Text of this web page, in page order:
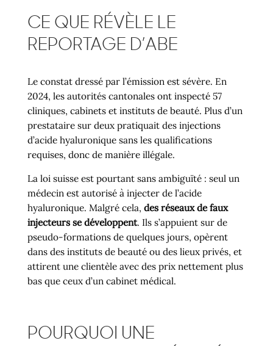
CE QUE RÉVÈLE LE
REPORTAGE D’ABE
Le constat dressé par l’émission est sévère. En
2024, les autorités cantonales ont inspecté 57
cliniques, cabinets et instituts de beauté. Plus d’un
prestataire sur deux pratiquait des injections
d’acide hyaluronique sans les qualifications
requises, donc de manière illégale.
La loi suisse est pourtant sans ambiguïté : seul un
médecin est autorisé à injecter de l’acide
hyaluronique. Malgré cela, des réseaux de faux
injecteurs se développent. Ils s’appuient sur de
pseudo-formations de quelques jours, opèrent
dans des instituts de beauté ou des lieux privés, et
attirent une clientèle avec des prix nettement plus
bas que ceux d’un cabinet médical.
POURQUOI UNE